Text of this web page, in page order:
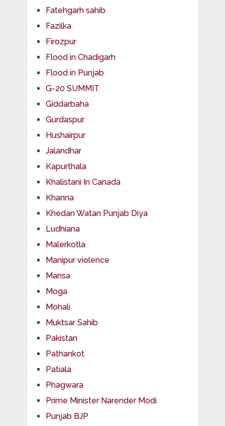
Fatehgarh sahib
Fazilka
Firozpur
Flood in Chadigarh
Flood in Punjab
G-20 SUMMIT
Giddarbaha
Gurdaspur
Hushairpur
Jalandhar
Kapurthala
Khalistani In Canada
Khanna
Khedan Watan Punjab Diya
Ludhiana
Malerkotla
Manipur violence
Mansa
Moga
Mohali
Muktsar Sahib
Pakistan
Pathankot
Patiala
Phagwara
Prime Minister Narender Modi
Punjab BJP